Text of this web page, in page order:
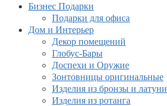
Бизнес Подарки
Подарки для офиса
Дом и Интерьер
Декор помещений
Глобус-Бары
Доспехи и Оружие
Зонтовницы оригинальные
Изделия из бронзы и латуни
Изделия из ротанга